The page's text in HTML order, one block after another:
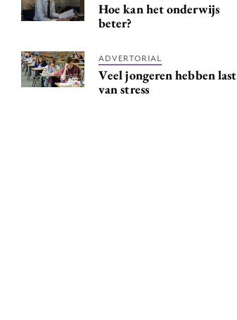
Hoe kan het onderwijs
beter?
ADVERTORIAL
Veel jongeren hebben last
van stress